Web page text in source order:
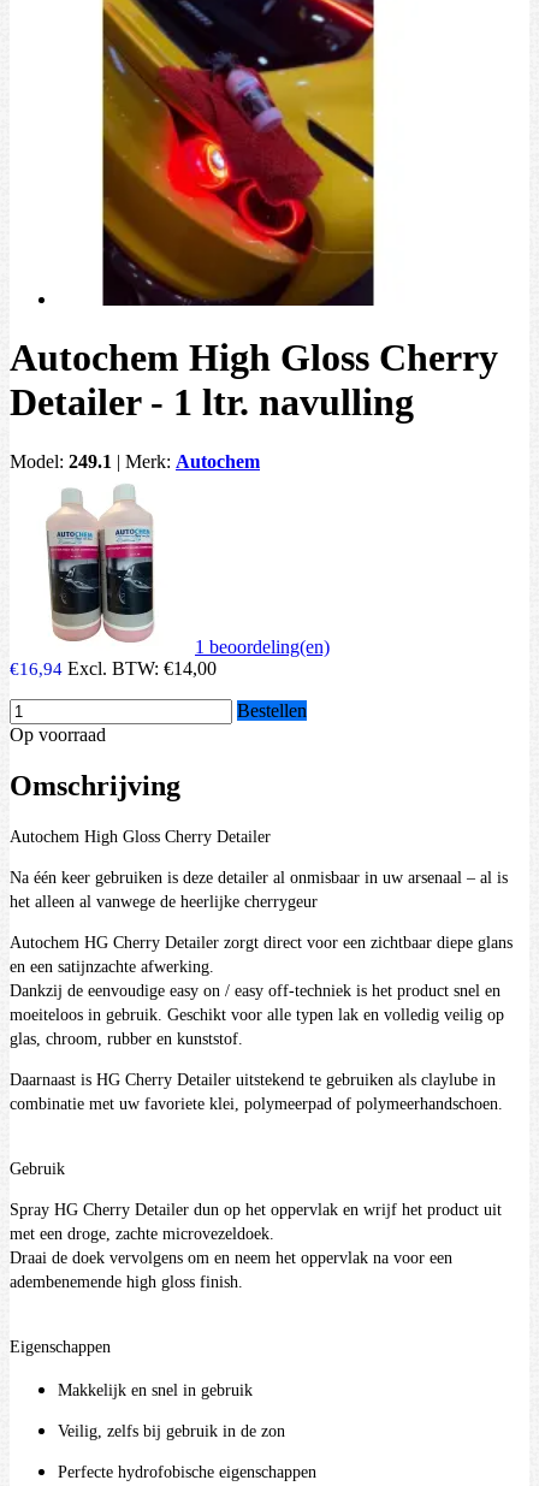
Autochem High Gloss Cherry
Detailer - 1 ltr. navulling
Model: 249.1 | Merk: Autochem
1 beoordeling(en)
€16,94 Excl. BTW: €14,00
Bestellen
Op voorraad
Omschrijving
Autochem High Gloss Cherry Detailer
Na één keer gebruiken is deze detailer al onmisbaar in uw arsenaal – al is
het alleen al vanwege de heerlijke cherrygeur
Autochem HG Cherry Detailer zorgt direct voor een zichtbaar diepe glans
en een satijnzachte afwerking.
Dankzij de eenvoudige easy on / easy off-techniek is het product snel en
moeiteloos in gebruik. Geschikt voor alle typen lak en volledig veilig op
glas, chroom, rubber en kunststof.
Daarnaast is HG Cherry Detailer uitstekend te gebruiken als claylube in
combinatie met uw favoriete klei, polymeerpad of polymeerhandschoen.
Gebruik
Spray HG Cherry Detailer dun op het oppervlak en wrijf het product uit
met een droge, zachte microvezeldoek.
Draai de doek vervolgens om en neem het oppervlak na voor een
adembenemende high gloss finish.
Eigenschappen
Makkelijk en snel in gebruik
Veilig, zelfs bij gebruik in de zon
Perfecte hydrofobische eigenschappen